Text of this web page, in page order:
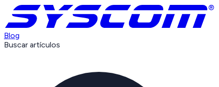
Blog
Buscar artículos